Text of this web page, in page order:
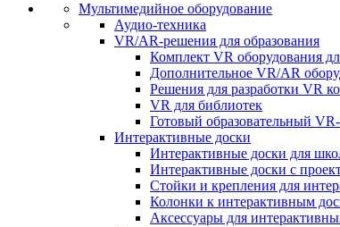
Мультимедийное оборудование
Аудио-техника
VR/AR-решения для образования
Комплект VR оборудования
Дополнительное VR/AR
Решения для разработки VR
VR для библиотек
Готовый образовательный
Интерактивные доски
Интерактивные доски для
Интерактивные доски с
Стойки и крепления для
Колонки к интерактивным
Аксессуары для